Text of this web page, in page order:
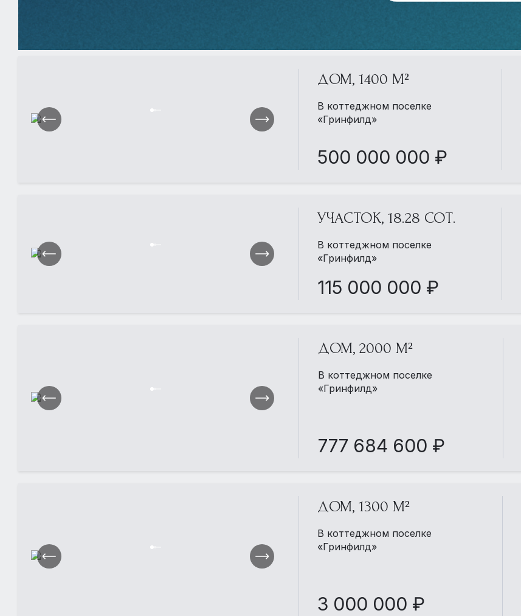
ДОМ, 1400 М²
В коттеджном поселке
«Гринфилд»
500 000 000 ₽
УЧАСТОК, 18.28 СОТ.
В коттеджном поселке
«Гринфилд»
115 000 000 ₽
ДОМ, 2000 М²
В коттеджном поселке
«Гринфилд»
777 684 600 ₽
ДОМ, 1300 М²
В коттеджном поселке
«Гринфилд»
3 000 000 ₽